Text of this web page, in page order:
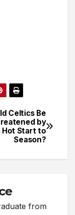
Celtics Be
by
Hot Start to
Season?
from